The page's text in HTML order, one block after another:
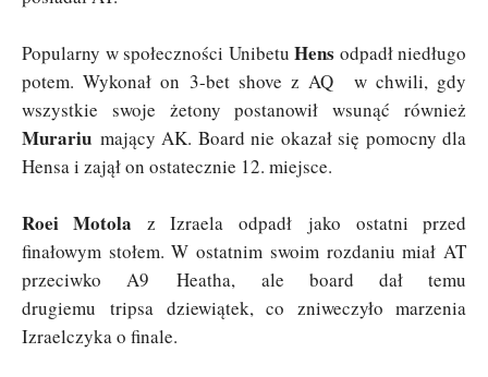
Popularny w społeczności Unibetu Hens odpadł niedługo
potem. Wykonał on 3-bet shove z AQ w chwili, gdy
wszystkie swoje żetony postanowił wsunąć również
Murariu mający AK. Board nie okazał się pomocny dla
Hensa i zajął on ostatecznie 12. miejsce.
Roei Motola z Izraela odpadł jako ostatni przed
finałowym stołem. W ostatnim swoim rozdaniu miał AT
przeciwko A9 Heatha, ale board dał temu
drugiemu tripsa dziewiątek, co zniweczyło marzenia
Izraelczyka o finale.